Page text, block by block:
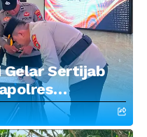
Sertijab
dan